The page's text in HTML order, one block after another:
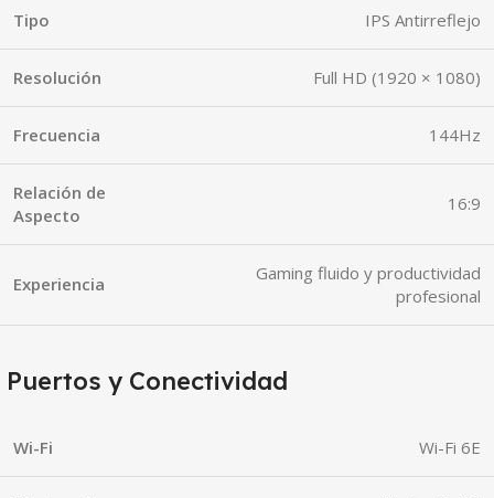
Tipo IPS Antirreflejo
Resolución Full HD (1920 × 1080)
Frecuencia 144Hz
Relación de
Aspecto
16:9
Experiencia
Gaming fluido y productividad
profesional
Puertos y Conectividad
Wi-Fi Wi-Fi 6E